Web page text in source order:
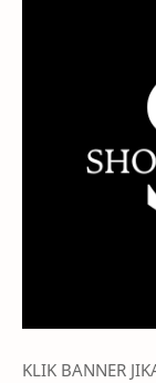
KLIK BANNER